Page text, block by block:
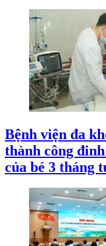
Bệnh viện đa
thành công
của bé 3 tháng